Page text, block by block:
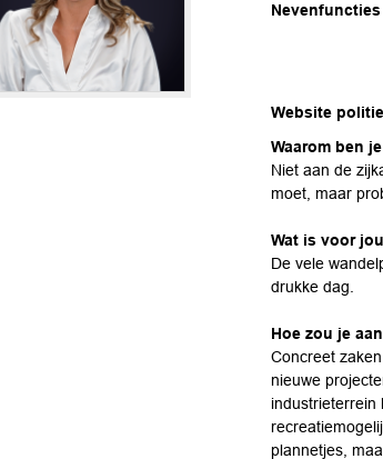
Nevenfuncties
Website
Waarom ben
Niet aan de
moet, maar
Wat is voor
De vele
drukke dag.
Hoe zou je
Concreet
nieuwe
industrieterrein
plannetjes,